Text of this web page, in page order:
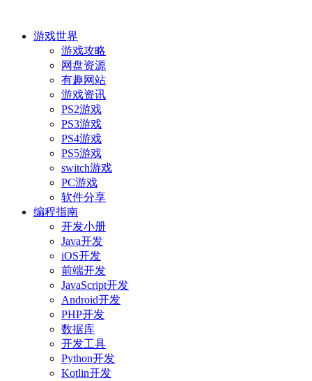
游戏世界
游戏攻略
网盘资源
有趣网站
游戏资讯
PS2游戏
PS3游戏
PS4游戏
PS5游戏
switch游戏
PC游戏
软件分享
编程指南
开发小册
Java开发
iOS开发
前端开发
JavaScript开发
Android开发
PHP开发
数据库
开发工具
Python开发
Kotlin开发